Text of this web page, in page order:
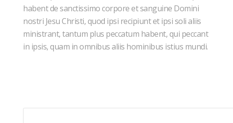
habent de sanctissimo corpore et sanguine Domini
nostri Jesu Christi, quod ipsi recipiunt et ipsi soli aliis
ministrant, tantum plus peccatum habent, qui peccant
in ipsis, quam in omnibus aliis hominibus istius mundi.